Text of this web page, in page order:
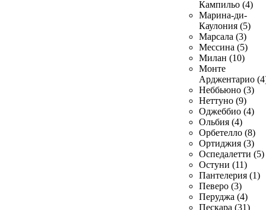
Кампильо (4)
Марина-ди-
Каулония (5)
Марсала (3)
Мессина (5)
Милан (10)
Монте
Арджентарио
Неббьюно (3)
Неттуно (9)
Оджеббио (4)
Ольбия (4)
Орбетелло (8)
Ортиджия (3)
Оспедалетти (5)
Остуни (11)
Пантелерия (1)
Певеро (3)
Перуджа (4)
Пескара (31)